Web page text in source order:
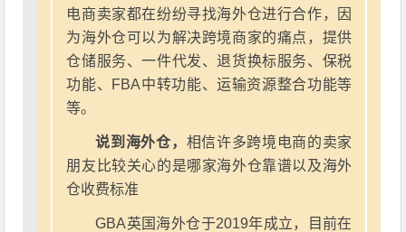
电商卖家都在纷纷寻找海外仓进行合作，因
为海外仓可以为解决跨境商家的痛点，提供
仓储服务、一件代发、退货换标服务、保税
功能、FBA中转功能、运输资源整合功能等
等。
说到海外仓， 相信许多跨境电商的卖家
朋友比较关心的是哪家海外仓靠谱以及海外
仓收费标准
GBA英国海外仓于2019年成立，目前在